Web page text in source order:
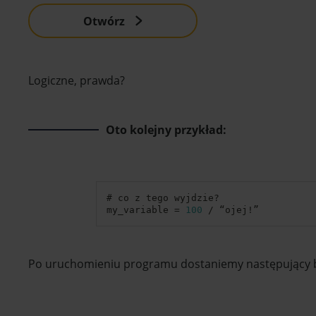
Otwórz
Logiczne, prawda?
Oto kolejny przykład:
# co z tego wyjdzie ?
my_variable = 100 / “ojej ! ”
Po uruchomieniu programu dostaniemy następujący